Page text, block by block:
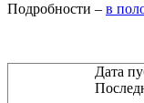
Подробности – в
Дата